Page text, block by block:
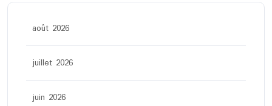
août 2026
juillet 2026
juin 2026